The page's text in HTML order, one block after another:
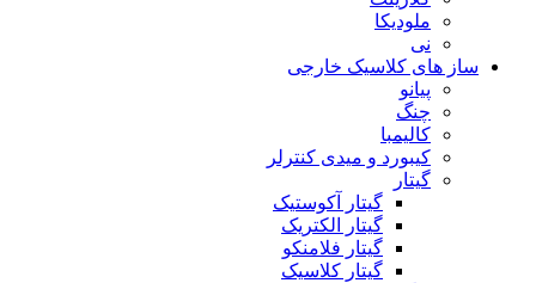
ملودیکا
نی
ساز های کلاسیک خارجی
پیانو
چنگ
کالیمبا
کیبورد و میدی کنترلر
گیتار
گیتار آکوستیک
گیتار الکتریک
گیتار فلامنکو
گیتار کلاسیک